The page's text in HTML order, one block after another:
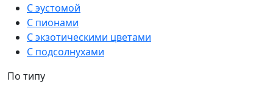
С эустомой
С пионами
С экзотическими цветами
С подсолнухами
По типу